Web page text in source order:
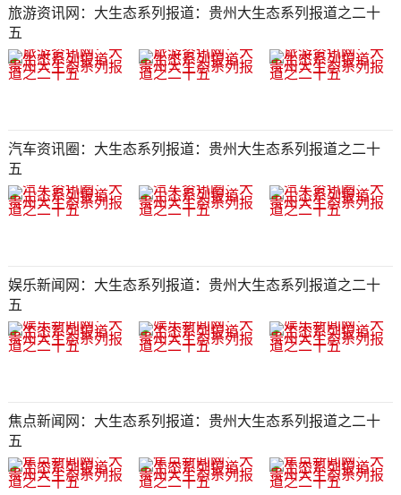
旅游资讯网：大生态系列报道：贵州大生态系列报道之二十
五​​​​​​​​​​​​​​
汽车资讯圈：大生态系列报道：贵州大生态系列报道之二十
五​​​​​​​​​​​​​​
娱乐新闻网​​​​​​​：大生态系列报道：贵州大生态系列报道之二十
五​​​​​​​​​​​​​​
焦点新闻网​​​​​​​：大生态系列报道：贵州大生态系列报道之二十
五​​​​​​​​​​​​​​